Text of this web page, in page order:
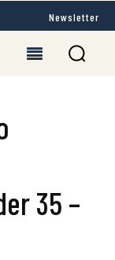
Newsletter
35 –